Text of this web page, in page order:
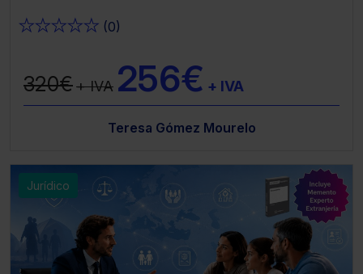
★★★★★ (0)
320€+ IVA 256€ + IVA
Teresa Gómez Mourelo
Jurídico